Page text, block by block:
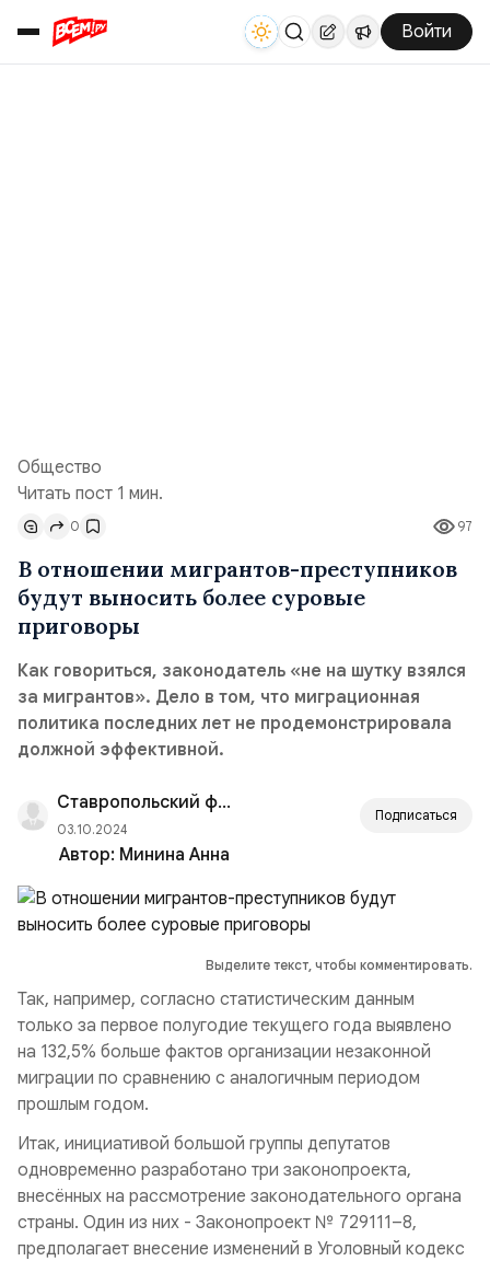
Войти
Общество
Читать пост 1 мин.
97
0
В отношении мигрантов-преступников
будут выносить более суровые
приговоры
Как говориться, законодатель «не на шутку взялся
за мигрантов». Дело в том, что миграционная
политика последних лет не продемонстрировала
должной эффективной.
Ставропольский филиал РАНХиГС
03.10.2024
Подписаться
Автор: Минина Анна
Выделите текст, чтобы комментировать.
Так, например, согласно статистическим данным
только за первое полугодие текущего года выявлено
на 132,5% больше фактов организации незаконной
миграции по сравнению с аналогичным периодом
прошлым годом.
Итак, инициативой большой группы депутатов
одновременно разработано три законопроекта,
внесённых на рассмотрение законодательного органа
страны. Один из них - Законопроект № 729111–8,
предполагает внесение изменений в Уголовный кодекс